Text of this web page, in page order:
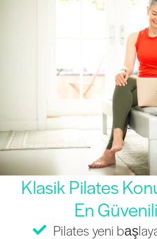
Klasik Pilates
En
Pilates yeni